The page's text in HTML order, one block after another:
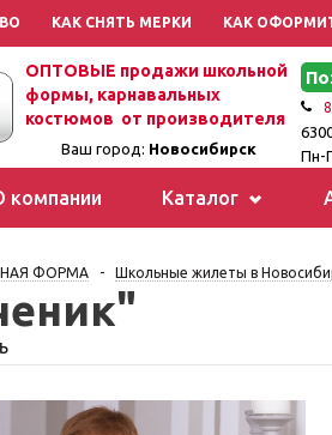
КАК СНЯТЬ МЕРКИ КАК
ОПТОВЫЕ продажи школьной
формы, карнавальных
костюмов от производителя
Ваш город: Новосибирск
Пн-
компании Каталог
ФОРМА - Школьные жилеты в